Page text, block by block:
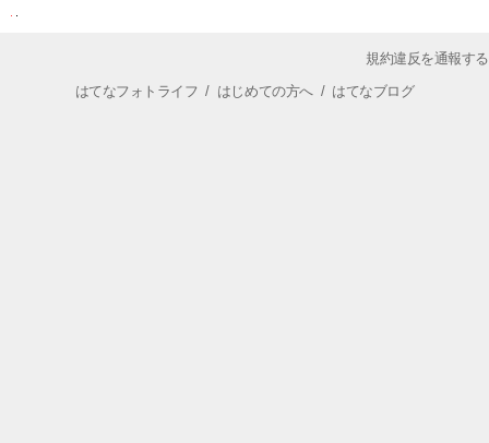
規約違反を通報する
はてなフォトライフ / はじめての方へ/ はてなブログ